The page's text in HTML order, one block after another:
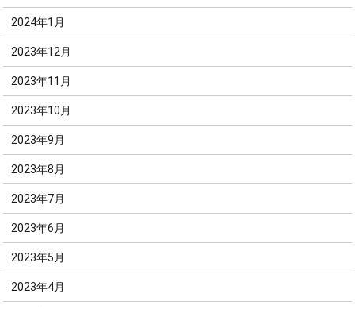
2024年1月
2023年12月
2023年11月
2023年10月
2023年9月
2023年8月
2023年7月
2023年6月
2023年5月
2023年4月